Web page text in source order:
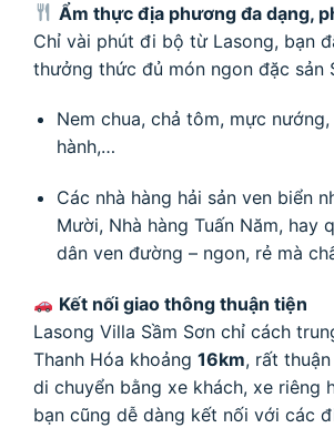
Ẩm thực địa phương đa dạng,
Chỉ vài phút đi bộ từ Lasong, bạn
thưởng thức đủ món ngon đặc sản
Nem chua, chả tôm, mực
hành,…
Các nhà hàng hải sản ven biển
Mười, Nhà hàng Tuấn Năm, hay
dân ven đường – ngon, rẻ mà
Kết nối giao thông thuận tiện
Lasong Villa Sầm Sơn chỉ cách
Thanh Hóa khoảng 16km, rất
di chuyển bằng xe khách, xe riêng
bạn cũng dễ dàng kết nối với các